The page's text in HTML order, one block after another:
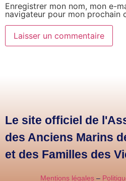
Enregistrer mon nom, mon e-
navigateur pour mon prochain
Le site officiel de
des Anciens Marins
et des Familles des
Mentions légales –